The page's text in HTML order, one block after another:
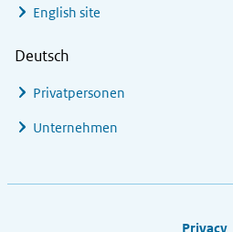
English site
Deutsch
Privatpersonen
Unternehmen
Privacy